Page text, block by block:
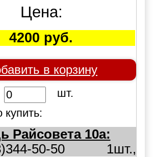
Цена:
4200 руб.
в корзину
шт.
Райсовета 10а:
1шт.,
50-50